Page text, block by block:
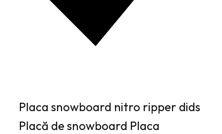
Placa snowboard nitro ripper dids
Placă de snowboard Placa